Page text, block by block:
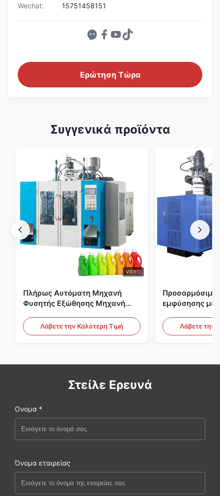
Wechat:
15751458151
Ερώτηση Τώρα
Συγγενικά προϊόντα
VIDEO
Πλήρως Αυτόματη Μηχανή
Φυσητής Εξώθησης Μηχανή
Λάβετε την Καλύτερη Τιμή
Προσαρμόσιμη
εμφύσησης με
Αυτόματος
εμφύσησης
Λάβετε την
Στείλε Ερευνά
Ονομα *
Όνομα εταιρείας